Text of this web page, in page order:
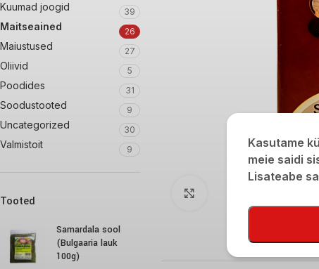
Kuumad joogid 39
Maitseained 26
Maiustused 27
Oliivid 5
Poodides 31
Soodustooted 9
Uncategorized 30
Valmistoit 9
Tooted
Samardala sool
(Bulgaaria lauk
100g)
Kasutame
meie saidi
Lisateabe